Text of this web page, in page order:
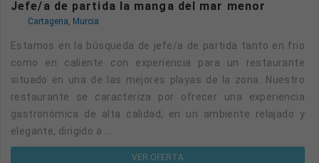
Jefe/a de partida la manga del mar menor
Cartagena, Murcia
Estamos en la búsqueda de jefe/a de partida tanto en frio
como en caliente con experiencia para un restaurante
situado en una de las mejores playas de la zona. Nuestro
restaurante se caracteriza por ofrecer una experiencia
gastronómica de alta calidad, en un ambiente relajado y
elegante, dirigido a ...
VER OFERTA